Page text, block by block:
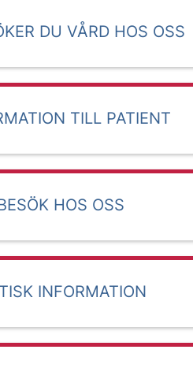
DU VÅRD HOS OSS
TILL PATIENT
HOS OSS
INFORMATION